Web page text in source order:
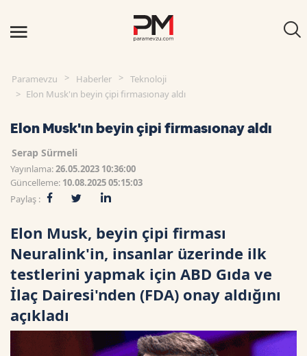
Paramevzu Haberler
Teknoloji
Elon Musk'ın beyin çipi firmasıonay aldı
Elon Musk'ın beyin çipi firmasıonay aldı
Serap Sürmeli
Yayınlama:26.05.2023 10:36:00
Güncelleme: 10.08.2025 05:15:03
Paylaş :
Elon Musk, beyin çipi firması
Neuralink'in, insanlar üzerinde ilk
testlerini yapmak için ABD Gıda ve
İlaç Dairesi'nden (FDA) onay aldığını
açıkladı